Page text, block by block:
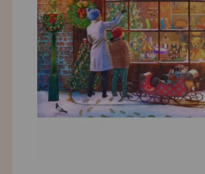
LIQUIDAÇÕES
EM FORMAÇÃO
info@casadopuzzle.pt